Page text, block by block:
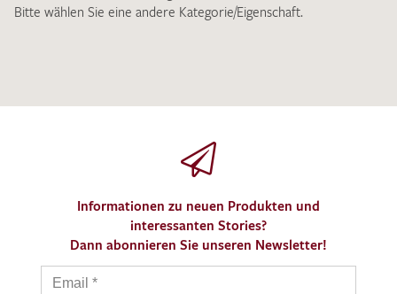
Bitte wählen Sie eine andere Kategorie/Eigenschaft.
Informationen zu neuen Produkten und
interessanten Stories?
Dann abonnieren Sie unseren Newsletter!